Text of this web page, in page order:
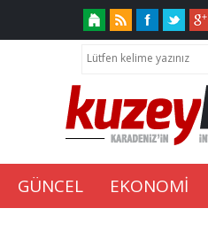
GÜNCEL EKONOMİ